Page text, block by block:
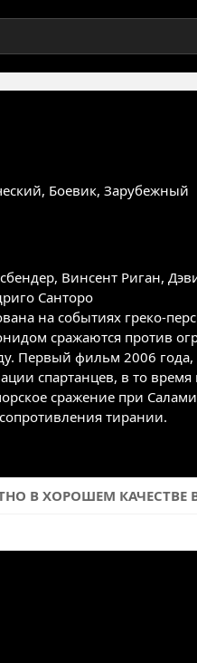
, Боевик, Зарубежный
, Винсент Риган,
Санторо
на событиях греко-
сражаются против
Первый фильм 2006
спартанцев, в то
сражение при
тирании.
В ХОРОШЕМ КАЧЕСТВЕ